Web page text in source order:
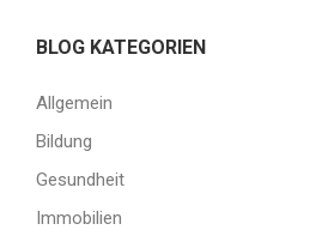
BLOG KATEGORIEN
Allgemein
Bildung
Gesundheit
Immobilien